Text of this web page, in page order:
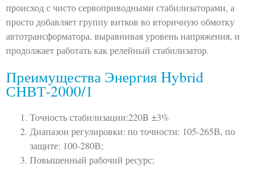
происход с чисто сервоприводными стабилизаторами, а
просто добавляет группу витков во вторичную обмотку
автотрансформатора, выравнивая уровень напряжения, и
продолжает работать как релейный стабилизатор.
Преимущества Энергия Hybrid
СНВТ-2000/1
Точность стабилизации:220B ±3%
Диапазон регулировки: по точности: 105-265В, по
защите: 100-280В;
Повышенный рабочий ресурс;